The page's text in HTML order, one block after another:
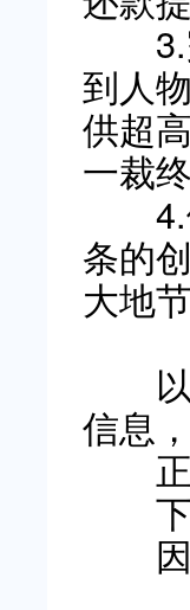
3.
到人
供超
一裁
4.
条的
大地
以
信息
下
因